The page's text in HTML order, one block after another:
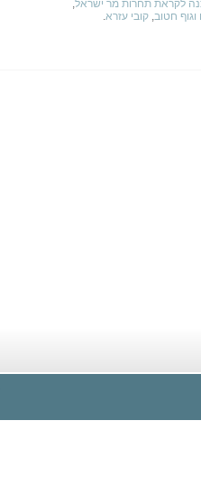
לקראת תחרות מר ישראל,
וגוף חטוב, קובי עזרא.